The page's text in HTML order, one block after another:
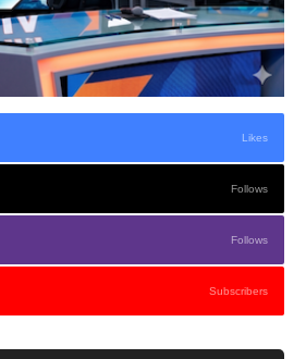
Likes
Follows
Follows
Subscribers